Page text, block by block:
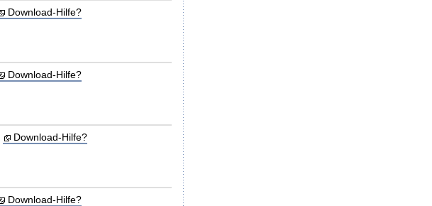
Download-Hilfe?
Download-Hilfe?
Download-Hilfe?
Download-Hilfe?